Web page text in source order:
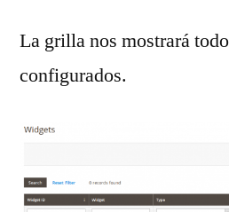
La grilla nos mostrará
configurados.